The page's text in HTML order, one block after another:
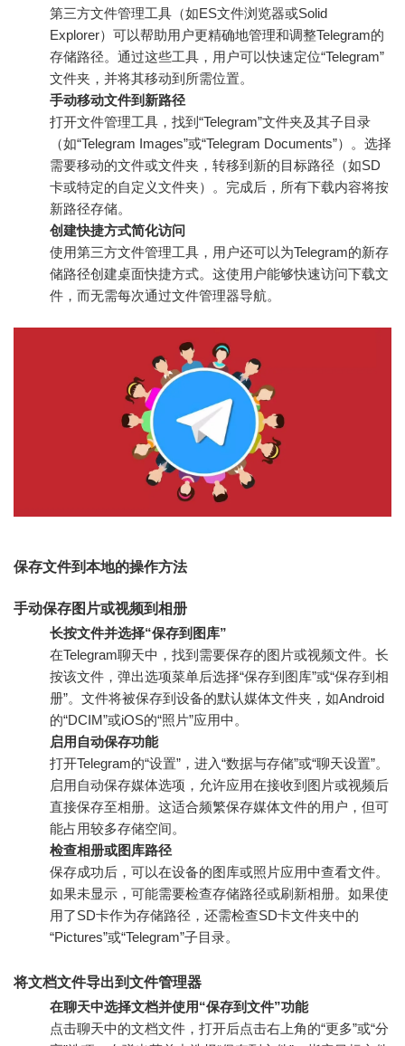
第三方文件管理工具（如ES文件浏览器或Solid
Explorer）可以帮助用户更精确地管理和调整Telegram的
存储路径。通过这些工具，用户可以快速定位“Telegram”
文件夹，并将其移动到所需位置。
手动移动文件到新路径
打开文件管理工具，找到“Telegram”文件夹及其子目录
（如“Telegram Images”或“Telegram Documents”）。选择
需要移动的文件或文件夹，转移到新的目标路径（如SD
卡或特定的自定义文件夹）。完成后，所有下载内容将按
新路径存储。
创建快捷方式简化访问
使用第三方文件管理工具，用户还可以为Telegram的新存
储路径创建桌面快捷方式。这使用户能够快速访问下载文
件，而无需每次通过文件管理器导航。
保存文件到本地的操作方法
手动保存图片或视频到相册
长按文件并选择“保存到图库”
在Telegram聊天中，找到需要保存的图片或视频文件。长
按该文件，弹出选项菜单后选择“保存到图库”或“保存到相
册”。文件将被保存到设备的默认媒体文件夹，如Android
的“DCIM”或iOS的“照片”应用中。
启用自动保存功能
打开Telegram的“设置”，进入“数据与存储”或“聊天设置”。
启用自动保存媒体选项，允许应用在接收到图片或视频后
直接保存至相册。这适合频繁保存媒体文件的用户，但可
能占用较多存储空间。
检查相册或图库路径
保存成功后，可以在设备的图库或照片应用中查看文件。
如果未显示，可能需要检查存储路径或刷新相册。如果使
用了SD卡作为存储路径，还需检查SD卡文件夹中的
“Pictures”或“Telegram”子目录。
将文档文件导出到文件管理器
在聊天中选择文档并使用“保存到文件”功能
点击聊天中的文档文件，打开后点击右上角的“更多”或“分